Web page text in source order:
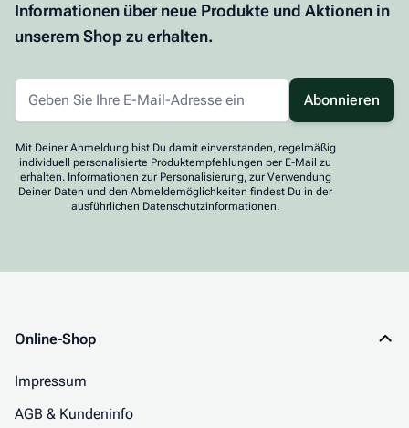
Informationen über neue Produkte und Aktionen in
unserem Shop zu erhalten.
Abonnieren
Mit Deiner Anmeldung bist Du damit einverstanden, regelmäßig
individuell personalisierte Produktempfehlungen per E-Mail zu
erhalten. Informationen zur Personalisierung, zur Verwendung
Deiner Daten und den Abmeldemöglichkeiten findest Du in der
ausführlichen Datenschutzinformationen.
Online-Shop
Impressum
AGB & Kundeninfo